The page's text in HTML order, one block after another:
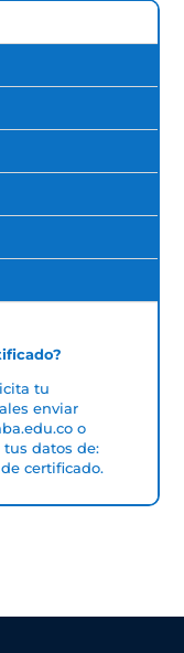
tu
enviar
o
tus datos de:
certificado.